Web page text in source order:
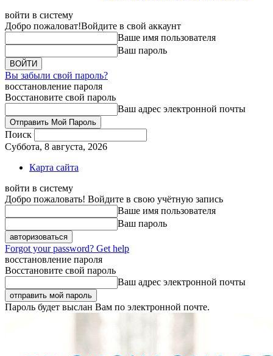
войти в систему
Добро пожаловат!Войдите в свой аккаунт
Ваше имя пользователя
Ваш пароль
Вы забыли свой пароль?
восстановление пароля
Восстановите свой пароль
Ваш адрес электронной почты
Поиск
Суббота, 8 августа, 2026
Карта сайта
войти в систему
Добро пожаловать! Войдите в свою учётную запись
Ваше имя пользователя
Ваш пароль
Forgot your password? Get help
восстановление пароля
Восстановите свой пароль
Ваш адрес электронной почты
Пароль будет выслан Вам по электронной почте.